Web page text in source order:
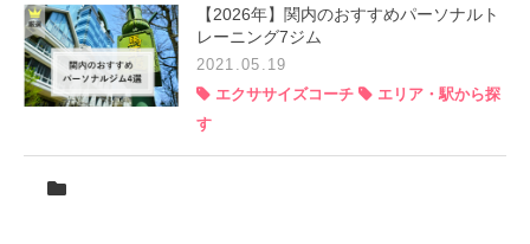
【2026年】関内のおすすめパーソナルト
レーニング7ジム
2021.05.19
エクササイズコーチ
エリア・駅から探
す